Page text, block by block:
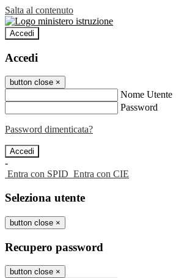
Salta al contenuto
Accedi
Accedi
button close ×
Nome Utente
Password
Password dimenticata?
-
Entra con SPID Entra con CIE
Seleziona utente
button close ×
Recupero password
button close ×